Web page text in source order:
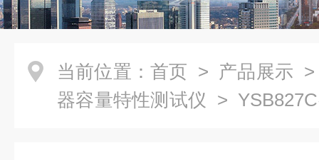
当前位置： 首页 > 产品展示
器容量特性测试仪 >